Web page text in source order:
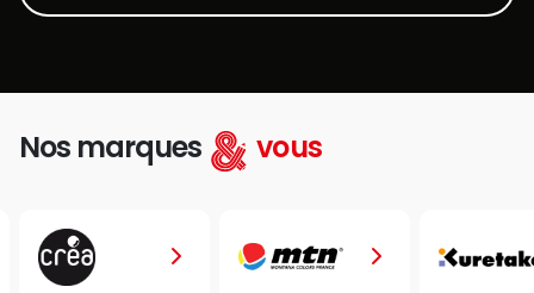
Nos marques vous